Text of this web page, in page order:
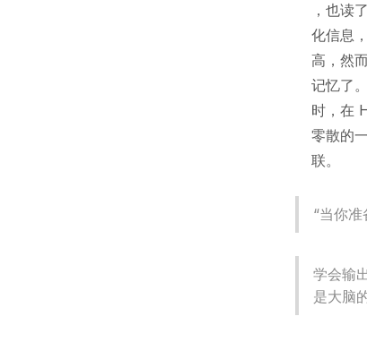
，也读
化信息
高，然
记忆了
时，在
零散的
联。
“当你
学会输
是大脑